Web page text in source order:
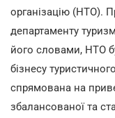
організацію (НТО).
департаменту
його словами, НТО
бізнесу
спрямована на
збалансованої та